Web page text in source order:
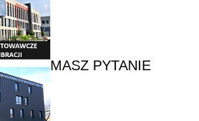
MASZ PYTANIE